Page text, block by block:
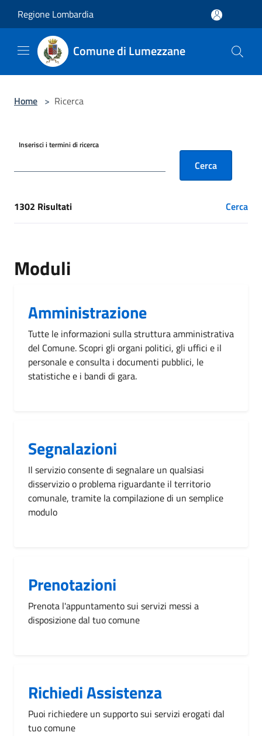
Regione Lombardia
Comune di Lumezzane
Home > Ricerca
Inserisci i termini di ricerca
Cerca
[results] Risultati
1302 Risultati Cerca
Moduli
Amministrazione
Tutte le informazioni sulla struttura amministrativa
del Comune. Scopri gli organi politici, gli uffici e il
personale e consulta i documenti pubblici, le
statistiche e i bandi di gara.
Segnalazioni
Il servizio consente di segnalare un qualsiasi
disservizio o problema riguardante il territorio
comunale, tramite la compilazione di un semplice
modulo
Prenotazioni
Prenota l'appuntamento sui servizi messi a
disposizione dal tuo comune
Richiedi Assistenza
Puoi richiedere un supporto sui servizi erogati dal
tuo comune